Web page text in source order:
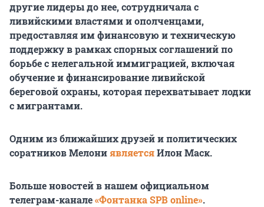
другие лидеры до нее, сотрудничала с
ливийскими властями и ополченцами,
предоставляя им финансовую и техническую
поддержку в рамках спорных соглашений по
борьбе с нелегальной иммиграцией, включая
обучение и финансирование ливийской
береговой охраны, которая перехватывает лодки
с мигрантами.
Одним из ближайших друзей и политических
соратников МелониявляетсяИлон Маск.
Больше новостей в нашем официальном
телеграм-канале«Фонтанка SPB online».